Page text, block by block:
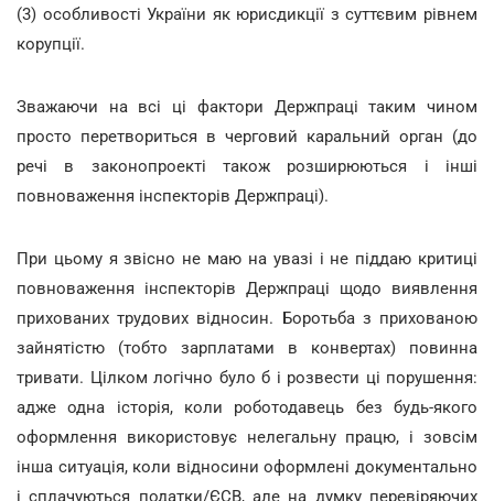
(3) особливості України як юрисдикції з суттєвим рівнем
корупції.
Зважаючи на всі ці фактори Держпраці таким чином
просто перетвориться в черговий каральний орган (до
речі в законопроекті також розширюються і інші
повноваження інспекторів Держпраці).
При цьому я звісно не маю на увазі і не піддаю критиці
повноваження інспекторів Держпраці щодо виявлення
прихованих трудових відносин. Боротьба з прихованою
зайнятістю (тобто зарплатами в конвертах) повинна
тривати. Цілком логічно було б і розвести ці порушення:
адже одна історія, коли роботодавець без будь-якого
оформлення використовує нелегальну працю, і зовсім
інша ситуація, коли відносини оформлені документально
і сплачуються податки/ЄСВ, але на думку перевіряючих